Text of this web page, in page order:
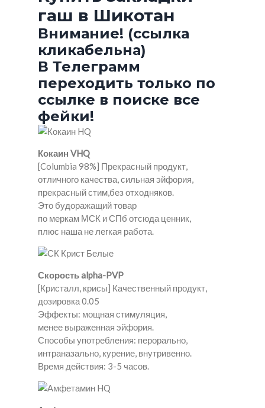
гаш в Шикотан
Внимание! (ссылка
кликабельна)
В Телеграмм
переходить только по
ссылке в поиске все
фейки!
Кокаин VHQ
[Columbia 98%] Прекрасный продукт,
отличного качества, сильная эйфория,
прекрасный стим,без отходняков.
Это будоражащий товар
по меркам МСК и СПб отсюда ценник,
плюс наша не легкая работа.
Скорость alpha-PVP
[Кристалл, крисы] Качественный продукт,
дозировка 0.05
Эффекты: мощная стимуляция,
менее выраженная эйфория.
Способы употребления: перорально,
интраназально, курение, внутривенно.
Время действия: 3-5 часов.